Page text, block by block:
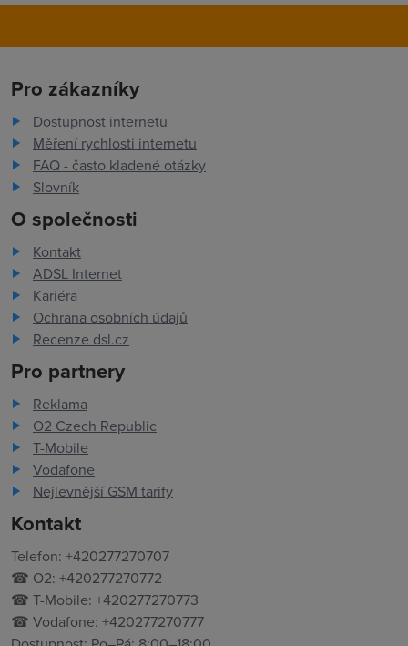
Pro zákazníky
Dostupnost internetu
Měření rychlosti internetu
FAQ - často kladené otázky
Slovník
O společnosti
Kontakt
ADSL Internet
Kariéra
Ochrana osobních údajů
Recenze dsl.cz
Pro partnery
Reklama
O2 Czech Republic
T-Mobile
Vodafone
Nejlevnější GSM tarify
Kontakt
Telefon: +420277270707
☎ O2: +420277270772
☎ T-Mobile: +420277270773
☎ Vodafone: +420277270777